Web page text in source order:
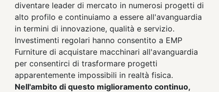
diventare leader di mercato in numerosi progetti di
alto profilo e continuiamo a essere all'avanguardia
in termini di innovazione, qualità e servizio.
Investimenti regolari hanno consentito a EMP
Furniture di acquistare macchinari all'avanguardia
per consentirci di trasformare progetti
apparentemente impossibili in realtà fisica.
Nell'ambito di questo miglioramento continuo,